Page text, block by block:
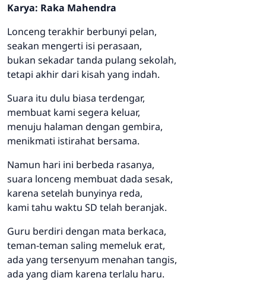
Karya: Raka Mahendra
Lonceng terakhir berbunyi pelan,
seakan mengerti isi perasaan,
bukan sekadar tanda pulang sekolah,
tetapi akhir dari kisah yang indah.
Suara itu dulu biasa terdengar,
membuat kami segera keluar,
menuju halaman dengan gembira,
menikmati istirahat bersama.
Namun hari ini berbeda rasanya,
suara lonceng membuat dada sesak,
karena setelah bunyinya reda,
kami tahu waktu SD telah beranjak.
Guru berdiri dengan mata berkaca,
teman-teman saling memeluk erat,
ada yang tersenyum menahan tangis,
ada yang diam karena terlalu haru.